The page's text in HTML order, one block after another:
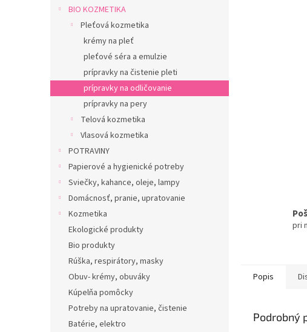
BIO KOZMETIKA
Pleťová kozmetika
krémy na pleť
pleťové séra a emulzie
prípravky na čistenie pleti
prípravky na odličovanie
prípravky na pery
Telová kozmetika
Vlasová kozmetika
POTRAVINY
Papierové a hygienické potreby
Sviečky, kahance, oleje, lampy
Domácnosť, pranie, upratovanie
Kozmetika
Ekologické produkty
Bio produkty
Rúška, respirátory, masky
Obuv- krémy, obuváky
Kúpelňa pomôcky
Potreby na upratovanie, čistenie
Batérie, elektro
pri
Popis
Podrobný